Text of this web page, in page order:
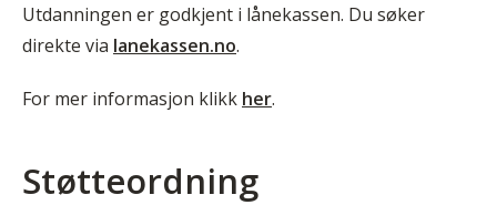
Utdanningen er godkjent i lånekassen. Du søker
direkte via lanekassen.no.
For mer informasjon klikk her.
Støtteordning